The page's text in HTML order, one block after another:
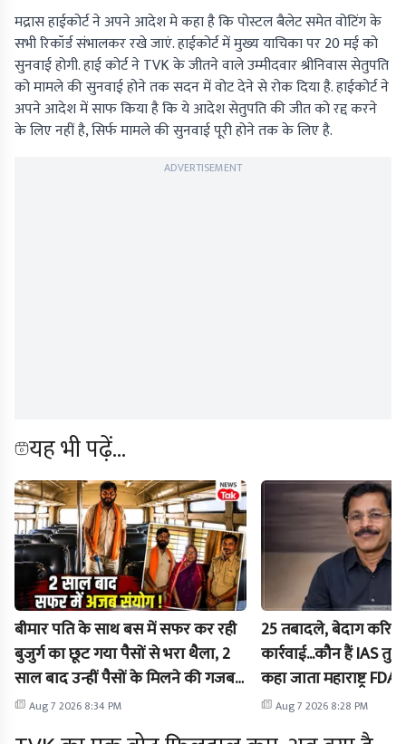
मद्रास हाईकोर्ट ने अपने आदेश मे कहा है कि पोस्टल बैलेट समेत वोटिंग के
सभी रिकॉर्ड संभालकर रखे जाएं. हाईकोर्ट में मुख्य याचिका पर 20 मई को
सुनवाई होगी. हाई कोर्ट ने TVK के जीतने वाले उम्मीदवार श्रीनिवास सेतुपति
को मामले की सुनवाई होने तक सदन में वोट देने से रोक दिया है. हाईकोर्ट ने
अपने आदेश में साफ किया है कि ये आदेश सेतुपति की जीत को रद्द करने
के लिए नहीं है, सिर्फ मामले की सुनवाई पूरी होने तक के लिए है.
ADVERTISEMENT
यह भी पढ़ें...
बीमार पति के साथ बस में सफर कर रही
बुजुर्ग का छूट गया पैसों से भरा थैला, 2
साल बाद उन्हीं पैसों के मिलने की गजब है
कहानी
Aug 7 2026 8:34 PM
25 तबादले, बेदाग
कार्रवाई...कौन हैं IAS
कहा जाता महाराष्ट्र
Aug 7 2026 8:28 PM